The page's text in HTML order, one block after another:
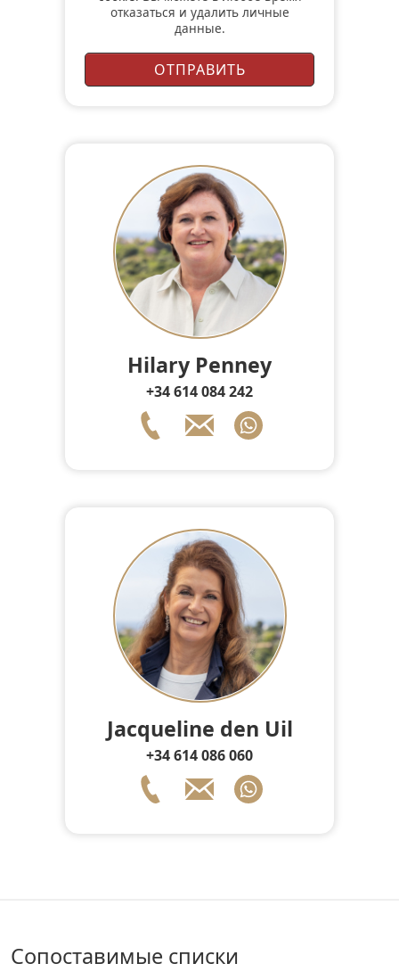
отказаться и удалить личные
данные.
Hilary Penney
+34 614 084 242
Jacqueline den Uil
+34 614 086 060
сопоставимые списки